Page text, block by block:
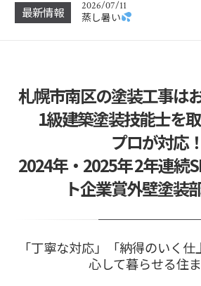
最新情報 2026/07/11
蒸し暑い
2026/06/06
作業中
2026/05/08
よくあるご質問
2026/07/22
屋根3回目 最後の仕上げ
札幌市南区の塗装工事は
1級建築塗装技能士を
プロが対応！
2024年・2025年 2年連続
ト企業賞外壁塗装
「丁寧な対応」「納得のいく
心して暮らせる住ま